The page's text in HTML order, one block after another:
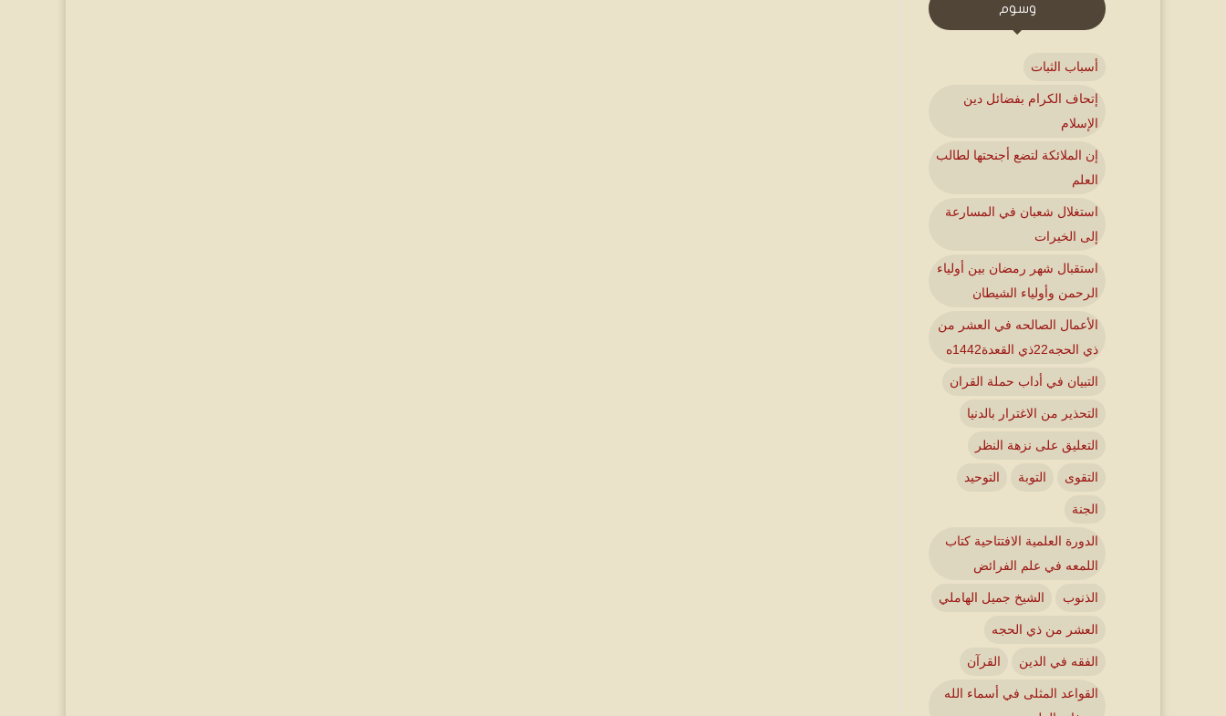
وسوم
أسباب الثبات
إتحاف الكرام بفضائل دين
الإسلام
إن الملائكة لتضع أجنحتها لطالب
العلم
استغلال شعبان في المسارعة
إلى الخيرات
استقبال شهر رمضان بين أولياء
الرحمن وأولياء الشيطان
الأعمال الصالحه في العشر من
ذي الحجه22ذي القعدة1442ه
التبيان في أداب حملة القران
التحذير من الاغترار بالدنيا
التعليق على نزهة النظر
التقوى التوبة التوحيد
الجنة
الدورة العلمية الافتتاحية كتاب
اللمعه في علم الفرائض
الذنوب الشيخ جميل الهاملي
العشر من ذي الحجه
الفقه في الدين القرآن
القواعد المثلى في أسماء الله